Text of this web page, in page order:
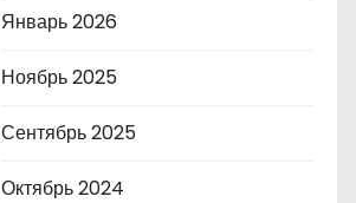
Январь 2026
Ноябрь 2025
Сентябрь 2025
Октябрь 2024